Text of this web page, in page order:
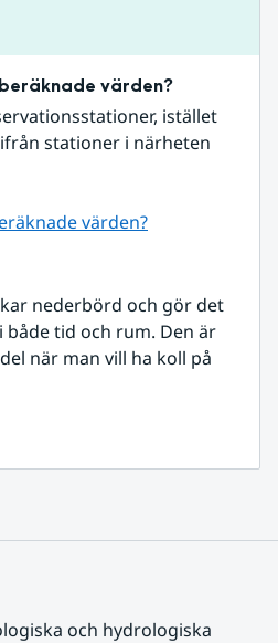
värden?
istället
stationer i närheten
värden?
nederbörd och gör det
tid och rum. Den är
när man vill ha koll på
och hydrologiska